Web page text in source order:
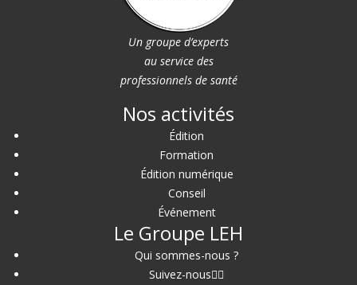
Un groupe d’experts
au service des
professionnels de santé
Nos activités
Édition
Formation
Édition numérique
Conseil
Événement
Le Groupe LEH
Qui sommes-nous ?
Suivez-nous